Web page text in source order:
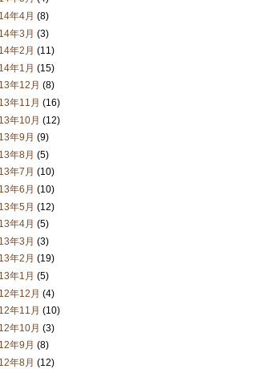
年4月 (8)
年3月 (3)
年2月 (11)
年1月 (15)
年12月 (8)
年11月 (16)
年10月 (12)
年9月 (9)
年8月 (5)
年7月 (10)
年6月 (10)
年5月 (12)
年4月 (5)
年3月 (3)
年2月 (19)
年1月 (5)
年12月 (4)
年11月 (10)
年10月 (3)
年9月 (8)
年8月 (12)